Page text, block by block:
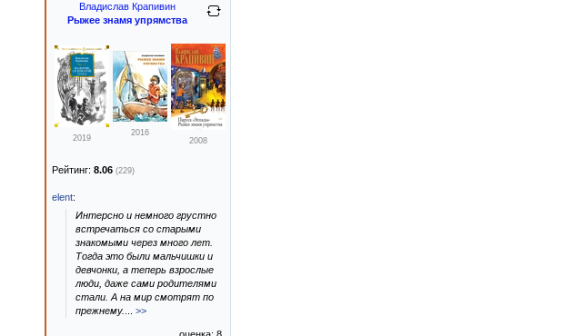
Владислав Крапивин
Рыжее знамя упрямства
2019
2016
2008
Рейтинг: 8.06 (229)
elent:
Интерсно и немного грустно
встречаться со старыми
знакомыми через много лет.
Тогда это были мальчишки и
девчонки, а теперь взрослые
люди, даже сами родителями
стали. А на мир смотрят по
прежнему.
>>